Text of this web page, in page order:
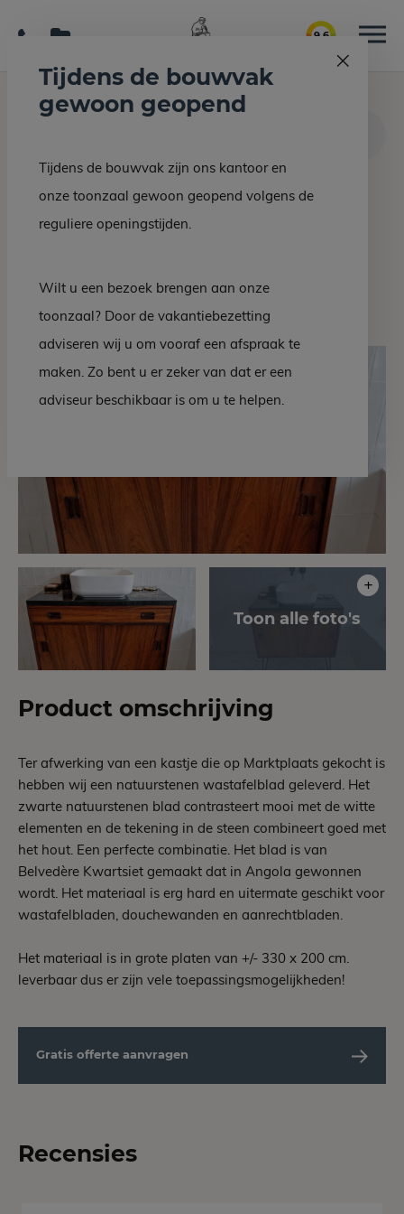
9.6
Home
Interieur/bouw
Belvedère Kwartsiet
Wastafelblad
Product omschrijving
Ter afwerking van een kastje die op Marktplaats gekocht is
hebben wij een natuurstenen wastafelblad geleverd. Het
zwarte natuurstenen blad contrasteert mooi met de witte
elementen en de tekening in de steen combineert goed met
het hout. Een perfecte combinatie. Het blad is van
Belvedère Kwartsiet gemaakt dat in Angola gewonnen
wordt. Het materiaal is erg hard en uitermate geschikt voor
wastafelbladen, douchewanden en aanrechtbladen.
Het materiaal is in grote platen van +/- 330 x 200 cm.
leverbaar dus er zijn vele toepassingsmogelijkheden!
Gratis offerte aanvragen
Recensies
Tijdens de bouwvak
gewoon geopend
Tijdens de bouwvak zijn ons kantoor en
onze toonzaal gewoon geopend volgens de
reguliere openingstijden.
Wilt u een bezoek brengen aan onze
toonzaal? Door de vakantiebezetting
adviseren wij u om vooraf een afspraak te
maken. Zo bent u er zeker van dat er een
adviseur beschikbaar is om u te helpen.